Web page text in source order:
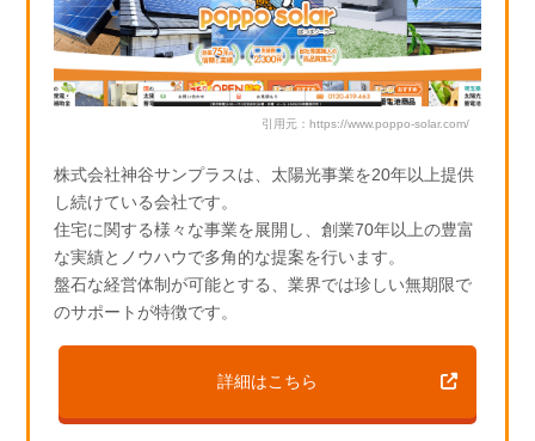
引用元：https://www.poppo-solar.com/
株式会社神谷サンプラスは、太陽光事業を20年以上提供
し続けている会社です。
住宅に関する様々な事業を展開し、創業70年以上の豊富
な実績とノウハウで多角的な提案を行います。
盤石な経営体制が可能とする、業界では珍しい無期限で
のサポートが特徴です。
詳細はこちら